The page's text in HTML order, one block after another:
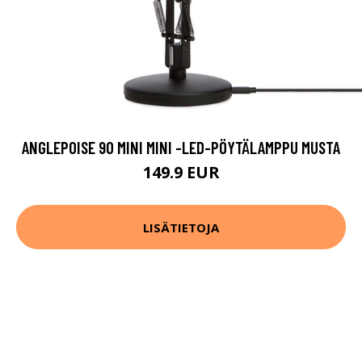
ANGLEPOISE 90 MINI MINI -LED-PÖYTÄLAMPPU MUSTA
149.9 EUR
LISÄTIETOJA